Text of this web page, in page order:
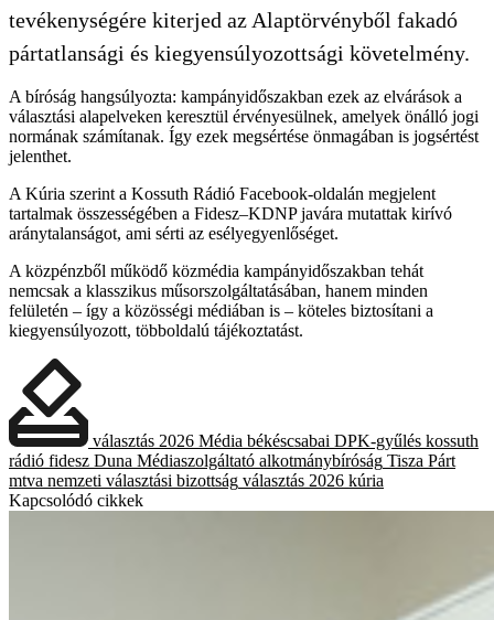
tevékenységére kiterjed az Alaptörvényből fakadó
pártatlansági és kiegyensúlyozottsági követelmény.
A bíróság hangsúlyozta: kampányidőszakban ezek az elvárások a
választási alapelveken keresztül érvényesülnek, amelyek önálló jogi
normának számítanak. Így ezek megsértése önmagában is jogsértést
jelenthet.
A Kúria szerint a Kossuth Rádió Facebook-oldalán megjelent
tartalmak összességében a Fidesz–KDNP javára mutattak kirívó
aránytalanságot, ami sérti az esélyegyenlőséget.
A közpénzből működő közmédia kampányidőszakban tehát
nemcsak a klasszikus műsorszolgáltatásában, hanem minden
felületén – így a közösségi médiában is – köteles biztosítani a
kiegyensúlyozott, többoldalú tájékoztatást.
választás 2026 Média békéscsabai DPK-gyűlés kossuth
rádió fidesz Duna Médiaszolgáltató alkotmánybíróság Tisza Párt
mtva nemzeti választási bizottság választás 2026 kúria
Kapcsolódó cikkek